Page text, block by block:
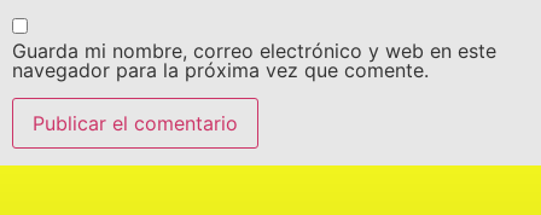
Guarda mi nombre, correo electrónico y web en este
navegador para la próxima vez que comente.